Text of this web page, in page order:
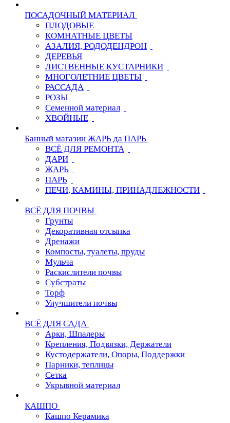
ПОСАДОЧНЫЙ МАТЕРИАЛ
ПЛОДОВЫЕ
КОМНАТНЫЕ ЦВЕТЫ
АЗАЛИЯ, РОДОДЕНДРОН
ДЕРЕВЬЯ
ЛИСТВЕННЫЕ КУСТАРНИКИ
МНОГОЛЕТНИЕ ЦВЕТЫ
РАССАДА
РОЗЫ
Семенной материал
ХВОЙНЫЕ
Банный магазин ЖАРЬ да ПАРЬ
ВСЁ ДЛЯ РЕМОНТА
ДАРИ
ЖАРЬ
ПАРЬ
ПЕЧИ, КАМИНЫ, ПРИНАДЛЕЖНОСТИ
ВСЁ ДЛЯ ПОЧВЫ
Грунты
Декоративная отсыпка
Дренажи
Компосты, туалеты, пруды
Мульча
Раскислители почвы
Субстраты
Торф
Улучшители почвы
ВСЁ ДЛЯ САДА
Арки, Шпалеры
Крепления, Подвязки, Держатели
Кустодержатели, Опоры, Поддержки
Парники, теплицы
Сетка
Укрывной материал
КАШПО
Кашпо Керамика